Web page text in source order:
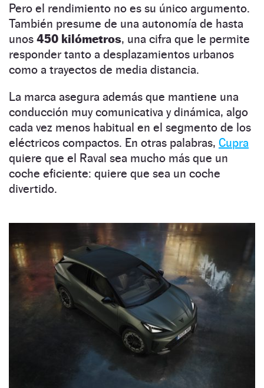
Pero el rendimiento no es su único argumento.
También presume de una autonomía de hasta
unos 450 kilómetros, una cifra que le permite
responder tanto a desplazamientos urbanos
como a trayectos de media distancia.
La marca asegura además que mantiene una
conducción muy comunicativa y dinámica, algo
cada vez menos habitual en el segmento de los
eléctricos compactos. En otras palabras, Cupra
quiere que el Raval sea mucho más que un
coche eficiente: quiere que sea un coche
divertido.